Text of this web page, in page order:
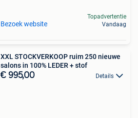
Bezoek website
Topadvertentie
Vandaag
XXL STOCKVERKOOP ruim 250 nieuwe
salons in 100% LEDER + stof
€ 995,00 Details